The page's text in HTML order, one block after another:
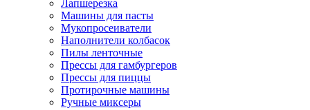
Лапшерезка
Машины для пасты
Мукопросеиватели
Наполнители колбасок
Пилы ленточные
Прессы для гамбургеров
Прессы для пиццы
Протирочные машины
Ручные миксеры